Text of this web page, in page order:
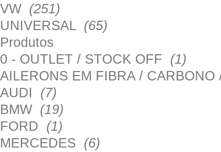
VW (251)
UNIVERSAL (65)
Produtos
0 - OUTLET / STOCK OFF (1)
AILERONS EM FIBRA /
AUDI (7)
BMW (19)
FORD (1)
MERCEDES (6)